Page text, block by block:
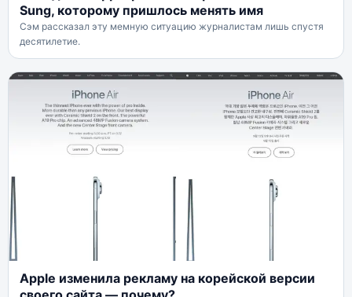
Sung, которому пришлось менять имя
Сэм рассказал эту мемную ситуацию журналистам лишь спустя
десятилетие.
Apple изменила рекламу на корейской версии